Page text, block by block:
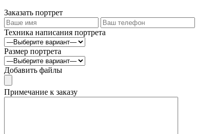
Заказать портрет
Техника написания портрета
Размер портрета
Добавить файлы
Примечание к заказу